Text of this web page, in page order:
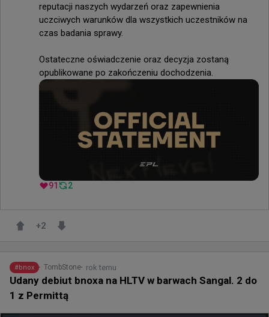
reputacji naszych wydarzeń oraz zapewnienia
uczciwych warunków dla wszystkich uczestników na
czas badania sprawy.
Ostateczne oświadczenie oraz decyzja zostaną
opublikowane po zakończeniu dochodzenia.
91 2
+2
#bnox TombStone rok temu
Udany debiut bnoxa na HLTV w barwach Sangal. 2 do
1 z Permittą